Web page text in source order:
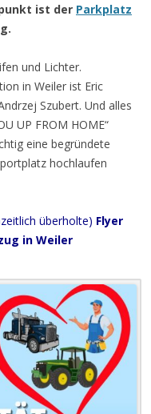
ist der Parkplatz
und Lichter.
in Weiler ist Eric
Szubert. Und alles
UP FROM HOME“
eine begründete
hochlaufen
überholte) Flyer
in Weiler